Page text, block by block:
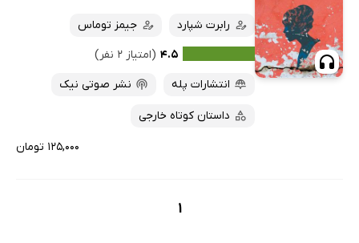
رابرت شپارد
جیمز توماس
۴.۵ (امتیاز ۲ نفر)
انتشارات پله
نشر صوتی نیک
داستان کوتاه خارجی
۱۲۵,۰۰۰ تومان
1